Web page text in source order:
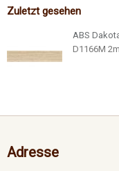
Zuletzt gesehen
ABS
D1166M
Adresse